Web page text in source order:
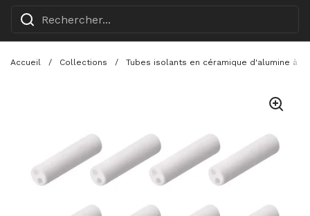
Accueil / Collections / Tubes isolants en céramique d'alumine à